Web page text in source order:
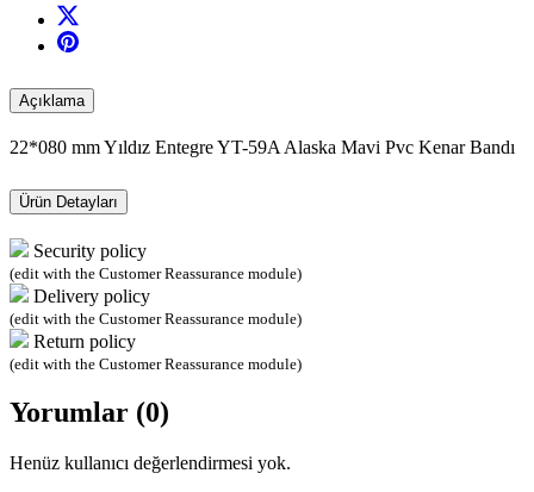
Açıklama
22*080 mm Yıldız Entegre YT-59A Alaska Mavi Pvc Kenar Bandı
Ürün Detayları
Security policy
(edit with the Customer Reassurance module)
Delivery policy
(edit with the Customer Reassurance module)
Return policy
(edit with the Customer Reassurance module)
Yorumlar (0)
Henüz kullanıcı değerlendirmesi yok.